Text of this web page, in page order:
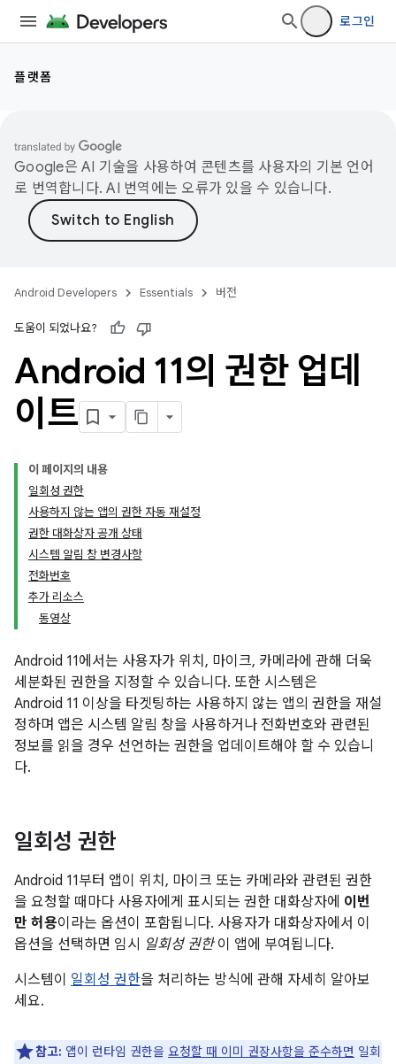
로그인
플랫폼
Google은 AI 기술을 사용하여 콘텐츠를 사용자의 기본 언어
로 번역합니다. AI 번역에는 오류가 있을 수 있습니다.
Android Developers Essentials 버전
도움이 되었나요?
Android 11의 권한 업데
이트
이 페이지의 내용
일회성 권한
사용하지 않는 앱의 권한 자동 재설정
권한 대화상자 공개 상태
시스템 알림 창 변경사항
전화번호
추가 리소스
동영상
Android 11에서는 사용자가 위치, 마이크, 카메라에 관해 더욱
세분화된 권한을 지정할 수 있습니다. 또한 시스템은
Android 11 이상을 타겟팅하는 사용하지 않는 앱의 권한을 재설
정하며 앱은 시스템 알림 창을 사용하거나 전화번호와 관련된
정보를 읽을 경우 선언하는 권한을 업데이트해야 할 수 있습니
다.
일회성 권한
Android 11부터 앱이 위치, 마이크 또는 카메라와 관련된 권한
을 요청할 때마다 사용자에게 표시되는 권한 대화상자에 이번
만 허용이라는 옵션이 포함됩니다. 사용자가 대화상자에서 이
옵션을 선택하면 임시 일회성 권한이 앱에 부여됩니다.
시스템이 일회성 권한을 처리하는 방식에 관해 자세히 알아보
세요.
참고: 앱이 런타임 권한을 요청할 때 이미 권장사항을 준수하면 일회